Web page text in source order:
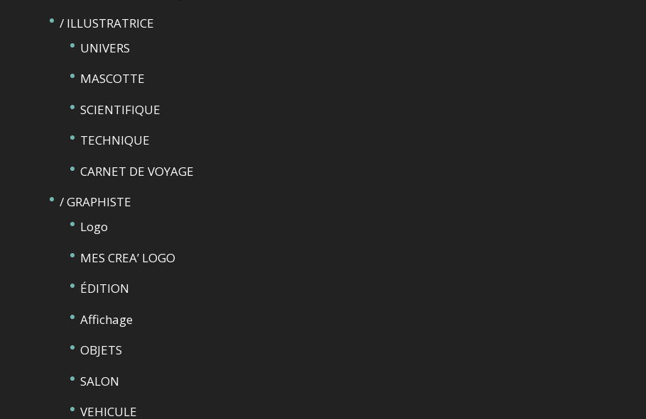
/ ILLUSTRATRICE
UNIVERS
MASCOTTE
SCIENTIFIQUE
TECHNIQUE
CARNET DE VOYAGE
/ GRAPHISTE
Logo
MES CREA’ LOGO
ÉDITION
Affichage
OBJETS
SALON
VEHICULE